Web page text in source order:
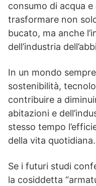
consumo di acqua
trasformare non
bucato, ma anche
dell’industria
In un mondo
sostenibilità,
contribuire a
abitazioni e
stesso tempo
della vita quotidiana.
Se i futuri studi
la cosiddetta